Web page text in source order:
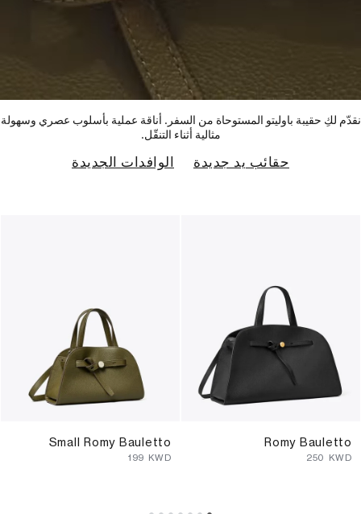
نقدّم لكِ حقيبة باوليتو المستوحاة من السفر. أناقة عملية بأسلوب عصري وسهولة
مثالية أثناء التنقّل.
حقائب يد جديدة الوافدات الجديدة
Small Romy Bauletto
⁦199⁩ KWD
Romy Bauletto
⁦250⁩ KWD